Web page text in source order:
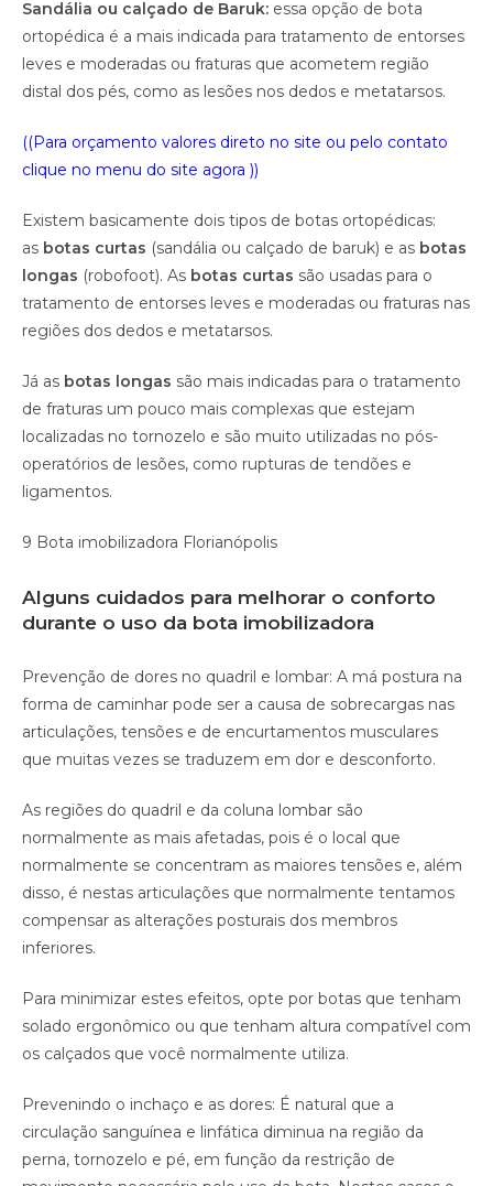
Sandália ou calçado de Baruk: essa opção de bota
ortopédica é a mais indicada para tratamento de entorses
leves e moderadas ou fraturas que acometem região
distal dos pés, como as lesões nos dedos e metatarsos.
((Para orçamento valores direto no site ou pelo contato
clique no menu do site agora ))
Existem basicamente dois tipos de botas ortopédicas:
as botas curtas (sandália ou calçado de baruk) e as botas
longas (robofoot). As botas curtas são usadas para o
tratamento de entorses leves e moderadas ou fraturas nas
regiões dos dedos e metatarsos.
Já as botas longas são mais indicadas para o tratamento
de fraturas um pouco mais complexas que estejam
localizadas no tornozelo e são muito utilizadas no pós-
operatórios de lesões, como rupturas de tendões e
ligamentos.
9 Bota imobilizadora Florianópolis
Alguns cuidados para melhorar o conforto
durante o uso da bota imobilizadora
Prevenção de dores no quadril e lombar: A má postura na
forma de caminhar pode ser a causa de sobrecargas nas
articulações, tensões e de encurtamentos musculares
que muitas vezes se traduzem em dor e desconforto.
As regiões do quadril e da coluna lombar são
normalmente as mais afetadas, pois é o local que
normalmente se concentram as maiores tensões e, além
disso, é nestas articulações que normalmente tentamos
compensar as alterações posturais dos membros
inferiores.
Para minimizar estes efeitos, opte por botas que tenham
solado ergonômico ou que tenham altura compatível com
os calçados que você normalmente utiliza.
Prevenindo o inchaço e as dores: É natural que a
circulação sanguínea e linfática diminua na região da
perna, tornozelo e pé, em função da restrição de